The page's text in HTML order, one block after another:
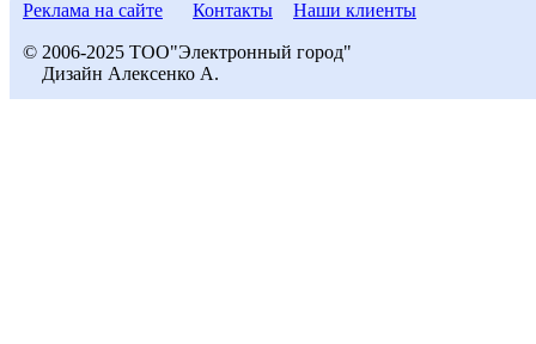
Реклама на сайте Контакты Наши клиенты
© 2006-2025 ТОО"Электронный город"
Дизайн Алексенко А.